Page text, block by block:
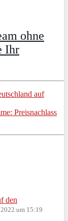
ohne
Ihr
auf
Preisnachlass
den
um 15:19